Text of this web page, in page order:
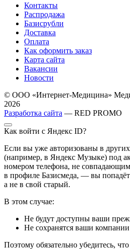
Контакты
Распродажа
Базисрубли
Доставка
Оплата
Как оформить заказ
Карта сайта
Вакансии
Новости
© ООО «Интернет-Медицина»
2026
Разработка сайта — RED PROMO
Как войти с Яндекс ID?
Если вы уже авторизованы в
(например, в Яндекс Музыке) под
номером телефона, не
в профиле Базисмеда, — вы
а не в свой старый.
В этом случае:
Не будут доступны ваши
Не сохранятся ваши
Поэтому обязательно убедитесь,